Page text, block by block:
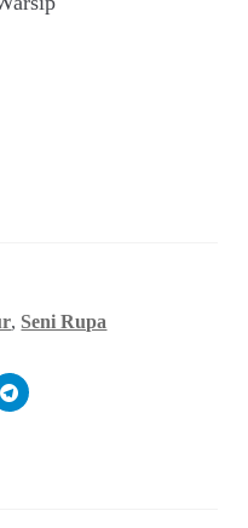
, Seni Rupa